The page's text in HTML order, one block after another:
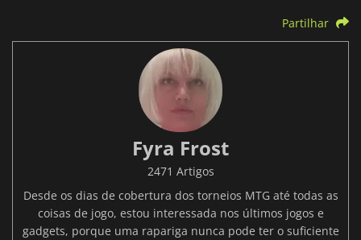
Partilhar
Fyra Frost
2471 Artigos
Desde os dias de cobertura dos torneios MTG até todas as
coisas de jogo, estou interessada nos últimos jogos e
gadgets, porque uma rapariga nunca pode ter o suficiente